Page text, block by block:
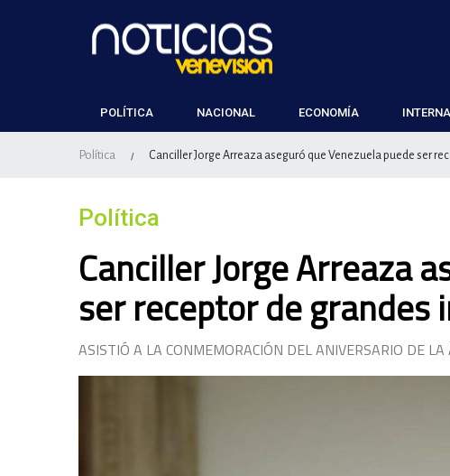
POLÍTICA NACIONAL ECONOMÍA
Política / Canciller Jorge Arreaza aseguró que Venezuela puede ser
Política
Canciller Jorge Arreaza
ser receptor de grandes
ASISTIÓ A LA CONMEMORACIÓN DEL ANIVERSARIO DE